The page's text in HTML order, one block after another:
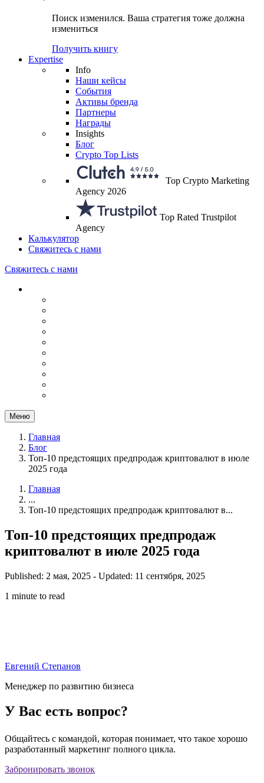
Поиск изменился. Ваша стратегия тоже должна
измениться
Получить книгу
Expertise
Info
Наши кейсы
События
Активы бренда
Партнеры
Награды
Insights
Блог
Crypto Top Lists
Top Crypto Marketing
Agency 2026
Top Rated Trustpilot
Agency
Калькулятор
Свяжитесь с нами
Свяжитесь с нами
Меню
Главная
Блог
Топ-10 предстоящих предпродаж криптовалют в июле
2025 года
Главная
...
Топ-10 предстоящих предпродаж криптовалют в...
Топ-10 предстоящих предпродаж
криптовалют в июле 2025 года
Published: 2 мая, 2025 - Updated: 11 сентября, 2025
1 minute to read
Евгений Степанов
Менеджер по развитию бизнеса
У Вас есть вопрос?
Общайтесь с командой, которая понимает, что такое хорошо
разработанный маркетинг полного цикла.
Забронировать звонок